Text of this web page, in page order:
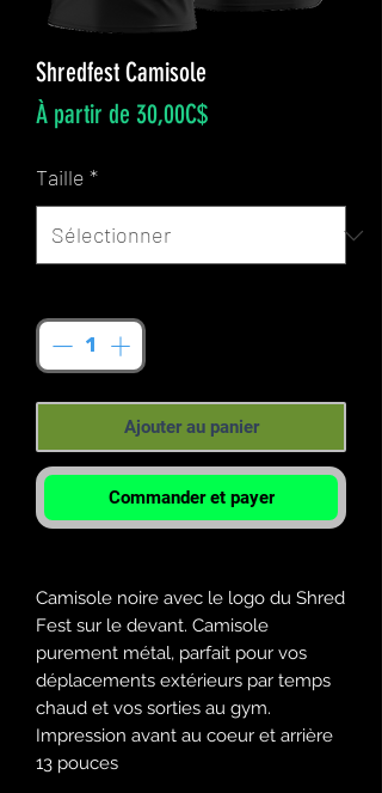
Shredfest Camisole
À partir de 30,00C$Prix
Taille *
Ajouter au panier
Commander et payer
Camisole noire avec le logo du Shred
Fest sur le devant. Camisole
purement métal, parfait pour vos
déplacements extérieurs par temps
chaud et vos sorties au gym.
Impression avant au coeur et arrière
13 pouces